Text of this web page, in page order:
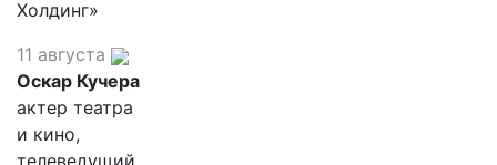
Холдинг»
11 августа
Оскар Кучера
актер театра
и кино,
телеведущий